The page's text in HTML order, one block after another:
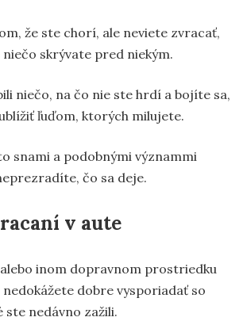
že ste chorí, ale neviete zvracať,
skrývate pred niekým.
niečo, na čo nie ste hrdí a bojíte sa,
ľuďom, ktorých milujete.
snami a podobnými význammi
čo sa deje.
v aute
inom dopravnom prostriedku
nedokážete dobre vysporiadať so
nedávno zažili.